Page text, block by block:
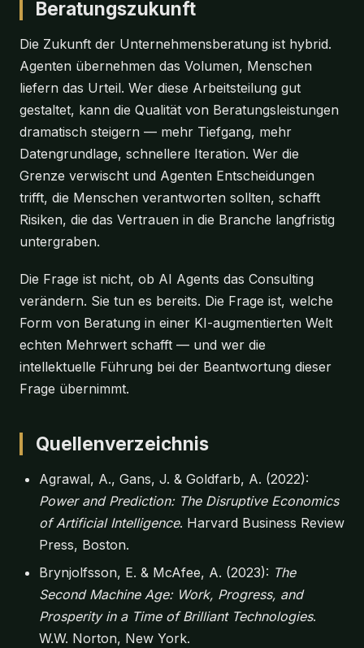
Beratungszukunft
Die Zukunft der Unternehmensberatung ist hybrid.
Agenten übernehmen das Volumen, Menschen
liefern das Urteil. Wer diese Arbeitsteilung gut
gestaltet, kann die Qualität von Beratungsleistungen
dramatisch steigern — mehr Tiefgang, mehr
Datengrundlage, schnellere Iteration. Wer die
Grenze verwischt und Agenten Entscheidungen
trifft, die Menschen verantworten sollten, schafft
Risiken, die das Vertrauen in die Branche langfristig
untergraben.
Die Frage ist nicht, ob AI Agents das Consulting
verändern. Sie tun es bereits. Die Frage ist, welche
Form von Beratung in einer KI-augmentierten Welt
echten Mehrwert schafft — und wer die
intellektuelle Führung bei der Beantwortung dieser
Frage übernimmt.
Quellenverzeichnis
Agrawal, A., Gans, J. & Goldfarb, A. (2022):
Power and Prediction: The Disruptive Economics
of Artificial Intelligence. Harvard Business Review
Press, Boston.
Brynjolfsson, E. & McAfee, A. (2023): The
Second Machine Age: Work, Progress, and
Prosperity in a Time of Brilliant Technologies.
W.W. Norton, New York.